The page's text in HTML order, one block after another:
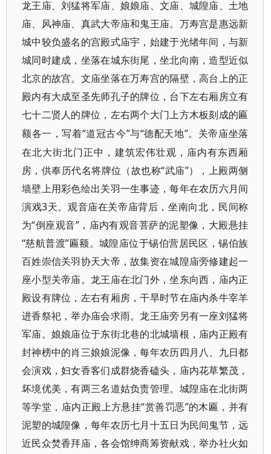
龙王庙、刘猛将军庙、娘娘庙、文庙、城隍庙、土地
庙、风神庙、真武大帝庙和鬼王庙。万寿宫是惠远新
城中较负盛名的宫殿式庙宇，始建于光绪年间，与新
城同时建成，坐落在城东街尾，坐北向南，造型近似
北京的故宫。文庙坐落在万寿宫的隔壁，高台上的正
殿内有大成至圣先师孔子的牌位，台下左右厢房立有
七十二贤人的牌位，左右两个大门上方木板刻成的匾
额各一，写着“道冠古今”与“德配天地”。关帝庙坐落
在北大街北门正中，建筑宏伟壮观，庙内有东西厢
房，供奉历代名将牌位（故也称“武庙”），上殿两侧
墙壁上用彩色绘出关羽一生事迹，每年在农历六月间
演戏3天。观音庙在关帝庙背后，坐南向北，民间称
为“倒座观音”，庙内有观音菩萨的泥塑像，大殿悬挂
“慈航普渡”匾额。城隍庙位于锡伯营居民区，锡伯族
百姓崇信关羽协天大帝，故集资在城隍庙旁修建起一
座小型关帝庙。龙王庙在北门外，坐东向西，庙内正
殿设有牌位，左右有厢房，干旱时节在庙内杀牛宰羊
进香祭祀，举办庙会求雨。龙王庙旁另有一座刘猛将
军庙。娘娘庙位于东街北巷的北城墙根，庙内正殿有
封神榜中的肖三娘娘泥像，每年农历四月八、九日都
会演戏，妇女香客们成群烧香磕头，庙内花草繁茂，
坏境优美，有两三名道姑负责管理。城隍庙在北街两
等学堂，庙内正殿上方悬挂“赏善罚恶”的木匾，并有
泥塑的城隍像，每年农历七月十五日为民间鬼节，远
近民众焚香拜庙，各会馆绅商筹资献戏，举办社火如